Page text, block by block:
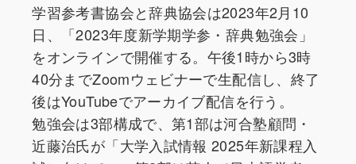
学習参考書協会と辞典協会は2023年2月10
日、「2023年度新学期学参・辞典勉強会」
をオンラインで開催する。午後1時から3時
40分までZoomウェビナーで生配信し、終了
後はYouTubeでアーカイブ配信を行う。
勉強会は3部構成で、第1部は河合塾顧問・
近藤治氏が「大学入試情報 2025年新課程入